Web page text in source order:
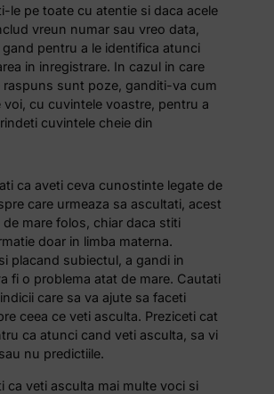
le pe toate cu atentie si daca acele
vreun numar sau vreo data,
pentru a le identifica atunci
in inregistrare. In cazul in care
raspuns sunt poze, ganditi-va cum
voi, cu cuvintele voastre, pentru a
cuvintele cheie din
ca aveti ceva cunostinte legate de
care urmeaza sa ascultati, acest
de mare folos, chiar daca stiti
doar in limba materna.
placand subiectul, a gandi in
fi o problema atat de mare. Cautati
care sa va ajute sa faceti
ceea ce veti asculta. Preziceti cat
ca atunci cand veti asculta, sa vi
nu predictiile.
ca veti asculta mai multe voci si